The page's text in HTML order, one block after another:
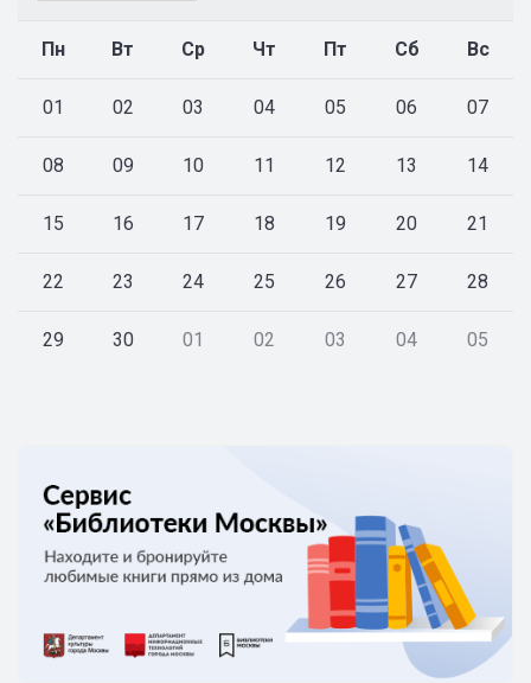
Пн Вт Ср Чт Пт Сб Вс
01 02 03 04 05 06 07
08 09 10 11 12 13 14
15 16 17 18 19 20 21
22 23 24 25 26 27 28
29 30 01 02 03 04 05